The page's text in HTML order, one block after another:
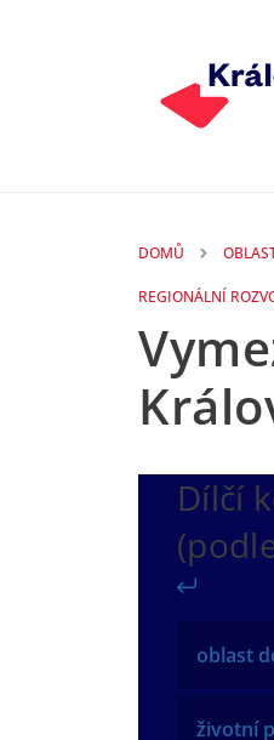
DOMŮ
REGIONÁLNÍ
Dílčí
oblast
životní